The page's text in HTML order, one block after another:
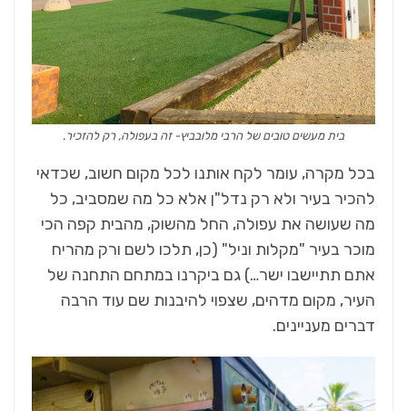
בית מעשים טובים של הרבי מלובביץ- זה בעפולה, רק להזכיר.
בכל מקרה, עומר לקח אותנו לכל מקום חשוב, שכדאי
להכיר בעיר ולא רק נדל"ן אלא כל מה שמסביב, כל
מה שעושה את עפולה, החל מהשוק, מהבית קפה הכי
מוכר בעיר "מקלות וניל" (כן, תלכו לשם ורק מהריח
אתם תתיישבו ישר…) גם ביקרנו במתחם התחנה של
העיר, מקום מדהים, שצפוי להיבנות שם עוד הרבה
דברים מעניינים.